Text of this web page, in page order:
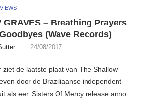
GRAVES – Breathing Prayers
(Wave Records)
24/08/2017
ziet de laatste plaat van The Shallow
door de Braziliaanse independent
als een Sisters Of Mercy release anno